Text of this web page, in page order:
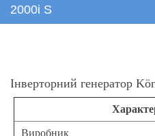
2000i S
Інверторний генератор
Виробник